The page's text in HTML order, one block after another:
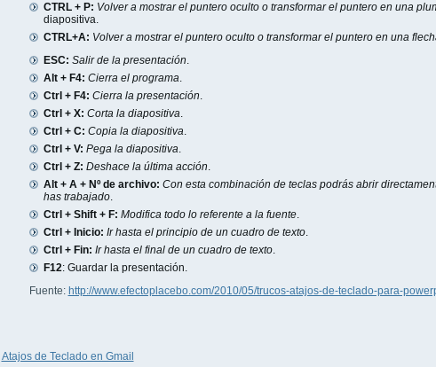
CTRL + P: Volver a mostrar el puntero oculto o transformar el puntero en una
diapositiva.
CTRL+A: Volver a mostrar el puntero oculto o transformar el puntero en una
ESC: Salir de la presentación.
Alt + F4: Cierra el programa.
Ctrl + F4: Cierra la presentación.
Ctrl + X: Corta la diapositiva.
Ctrl + C: Copia la diapositiva.
Ctrl + V: Pega la diapositiva.
Ctrl + Z: Deshace la última acción.
Alt + A + Nº de archivo: Con esta combinación de teclas podrás abrir
has trabajado.
Ctrl + Shift + F: Modifica todo lo referente a la fuente.
Ctrl + Inicio: Ir hasta el principio de un cuadro de texto.
Ctrl + Fin: Ir hasta el final de un cuadro de texto.
F12: Guardar la presentación.
Fuente: http://www.efectoplacebo.com/2010/05/trucos-atajos-de-teclado-para-
Atajos de Teclado en Gmail